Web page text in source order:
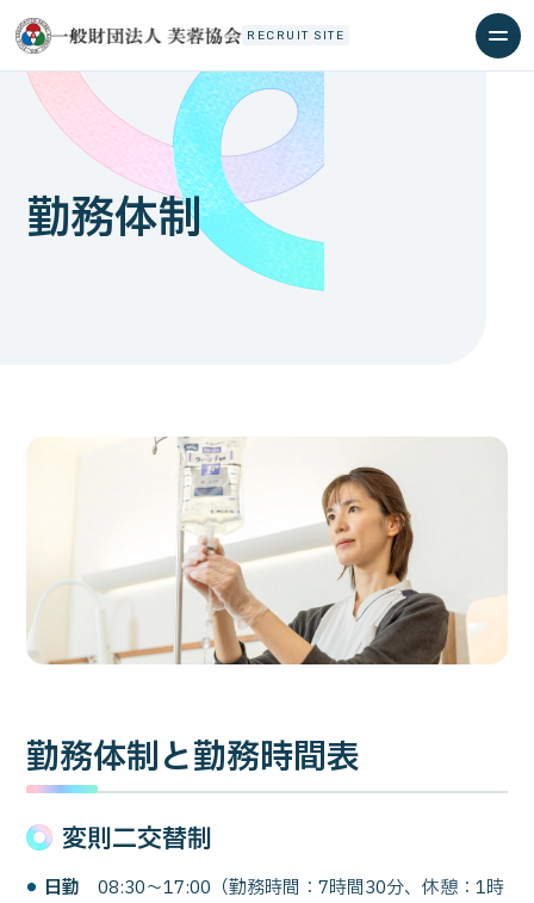
RECRUIT SITE
勤務体制
勤務体制と勤務時間表
変則二交替制
日勤 08:30～17:00（勤務時間：7時間30分、休憩：1時